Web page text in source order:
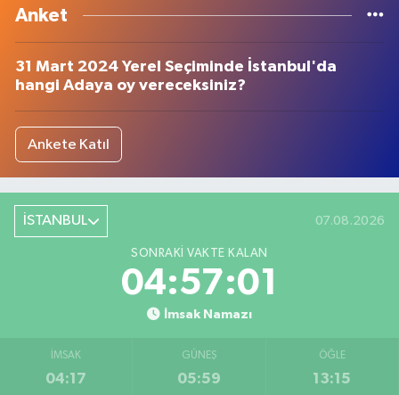
Anket
31 Mart 2024 Yerel Seçiminde İstanbul'da
hangi Adaya oy vereceksiniz?
Ankete Katıl
İSTANBUL 07.08.2026
SONRAKI VAKTE KALAN
04:57:01
İmsak Namazı
İMSAK
04:17
GÜNEŞ
05:59
ÖĞLE
13:15